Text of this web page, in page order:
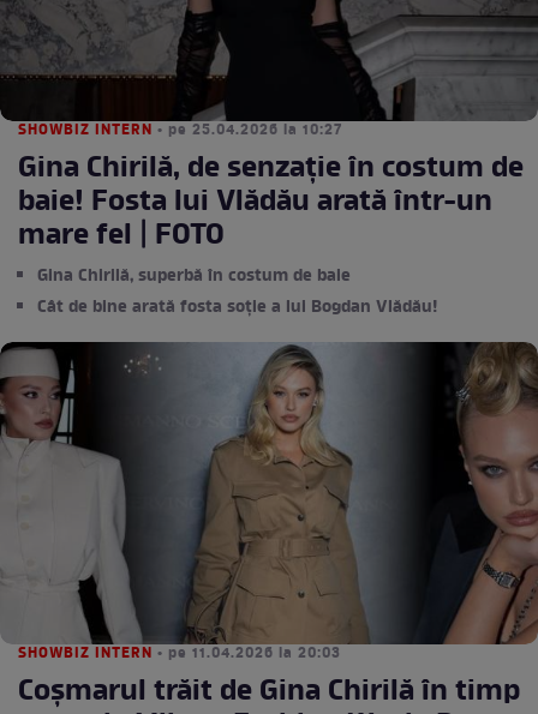
SHOWBIZ INTERN • pe 25.04.2026 la 10:27
Gina Chirilă, de senzație în costum de
baie! Fosta lui Vlădău arată într-un
mare fel | FOTO
Gina Chirilă, superbă în costum de baie
Cât de bine arată fosta soție a lui Bogdan Vlădău!
SHOWBIZ INTERN • pe 11.04.2026 la 20:03
Coșmarul trăit de Gina Chirilă în timp